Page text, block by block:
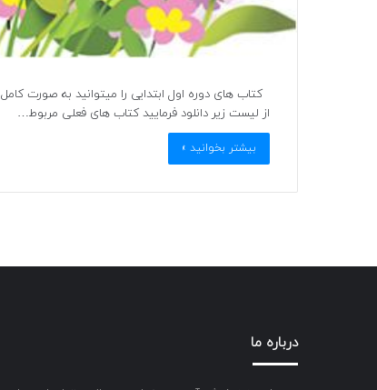
کتاب های دوره اول ابتدایی را میتوانید به صورت کامل
از لیست زیر دانلود فرمایید کتاب های فعلی مربوط…
بیشتر بخوانید »
درباره ما